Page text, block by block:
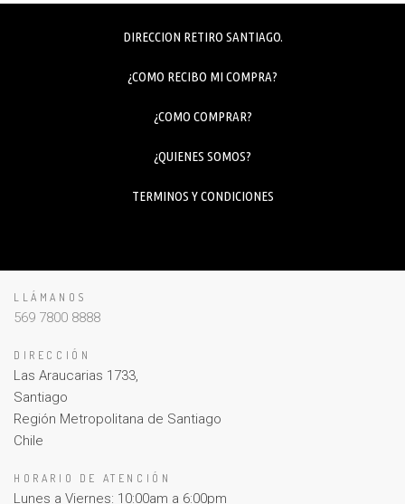
DIRECCION RETIRO SANTIAGO.
¿COMO RECIBO MI COMPRA?
¿COMO COMPRAR?
¿QUIENES SOMOS?
TERMINOS Y CONDICIONES
LLÁMANOS
569 7800 8888
DIRECCIÓN
Las Araucarias 1733,
Santiago
Región Metropolitana de Santiago
Chile
HORARIO DE ATENCIÓN
Lunes a Viernes: 10:00am a 6:00pm